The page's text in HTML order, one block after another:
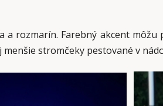
rozmarín. Farebný akcent
menšie stromčeky pestované v